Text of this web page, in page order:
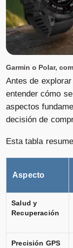
Garmin o Polar,
Antes de
entender cómo
aspectos
decisión de
Esta tabla
Aspecto
Salud y
Recuperación
Precisión GPS